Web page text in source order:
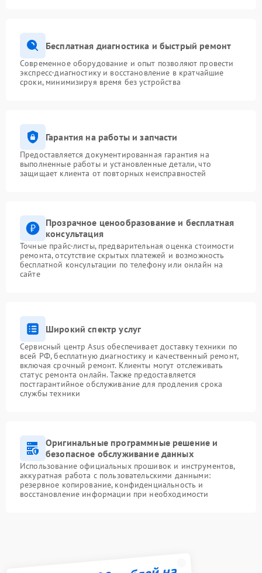
Бесплатная диагностика и быстрый ремонт
Современное оборудование и опыт позволяют провести
экспресс-диагностику и восстановление в кратчайшие
сроки, минимизируя время без устройства
Гарантия на работы и запчасти
Предоставляется документированная гарантия на
выполненные работы и установленные детали, что
защищает клиента от повторных неисправностей
Прозрачное ценообразование и бесплатная
консультация
Точные прайс-листы, предварительная оценка стоимости
ремонта, отсутствие скрытых платежей и возможность
бесплатной консультации по телефону или онлайн на
сайте
Широкий спектр услуг
Сервисный центр Asus обеспечивает доставку техники по
всей РФ, бесплатную диагностику и качественный ремонт,
включая срочный ремонт. Клиенты могут отслеживать
статус ремонта онлайн. Также предоставляется
постгарантийное обслуживание для продления срока
службы техники
Оригинальные программные решение и
безопасное обслуживание данных
Использование официальных прошивок и инструментов,
аккуратная работа с пользовательскими данными:
резервное копирование, конфиденциальность и
восстановление информации при необходимости